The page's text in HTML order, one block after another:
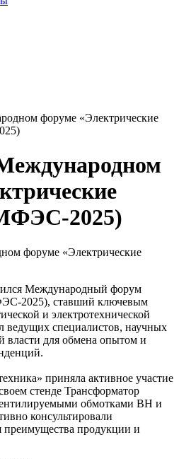
форуме «Электрические
2025)
Международный форум
2025), ставший ключевым
и электротехнической
ведущих специалистов, научных
власти для обмена опытом и
приняла активное участие
стенде Трансформатор
обмотками ВН и
консультировали
преимущества продукции и